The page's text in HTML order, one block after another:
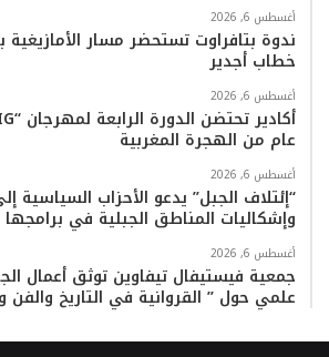
أغسطس 6, 2026
ندوة بتافراوت تستحضر مسار
خطاب أجدير
أغسطس 6, 2026
عام من الهجرة المغربية
أغسطس 6, 2026
“إئتلاف الجبل” يدعو الأحزاب السياسية
وإشكاليات المناطق الجبلية في برامجها
أغسطس 6, 2026
جمعية فيستيفال تيفاوين توثق أعمال
علمي حول ” القروانية في التاريخ والفن